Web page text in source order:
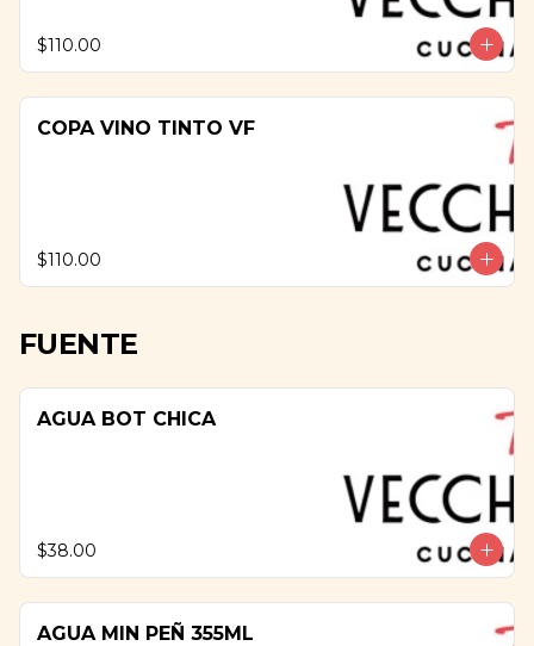
$110.00
COPA VINO TINTO VF
$110.00
FUENTE
AGUA BOT CHICA
$38.00
AGUA MIN PEÑ 355ML